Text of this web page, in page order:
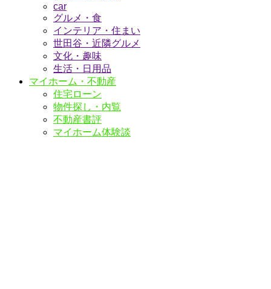
car
グルメ・食
インテリア・住まい
世田谷・近隣グルメ
文化・趣味
生活・日用品
マイホーム・不動産
住宅ローン
物件探し・内覧
不動産書評
マイホーム体験談